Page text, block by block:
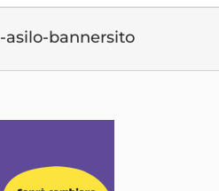
asilo-bannersito